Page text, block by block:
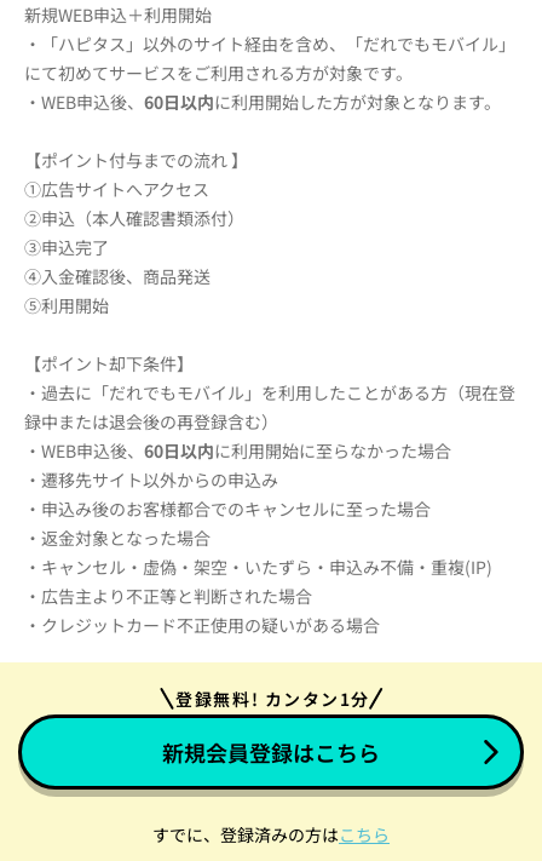
新規WEB申込＋利用開始
・「ハピタス」以外のサイト経由を含め、「だれでもモバイル」
にて初めてサービスをご利用される方が対象です。
・WEB申込後、 60日以内に利用開始した方が対象となります。
【ポイント付与までの流れ 】
①広告サイトへアクセス
②申込（本人確認書類添付）
③申込完了
④入金確認後、商品発送
⑤利用開始
【ポイント却下条件】
・過去に「だれでもモバイル」を利用したことがある方（現在登
録中または退会後の再登録含む）
・WEB申込後、 60日以内に利用開始に至らなかった場合
・遷移先サイト以外からの申込み
・申込み後のお客様都合でのキャンセルに至った場合
・返金対象となった場合
・キャンセル・虚偽・架空・いたずら・申込み不備・重複(IP)
・広告主より不正等と判断された場合
・クレジットカード不正使用の疑いがある場合
登録無料! カンタン1分
新規会員登録はこちら
すでに、登録済みの方はこちら